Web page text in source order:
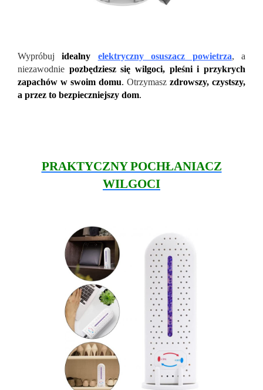
Wypróbujidealny elektryczny osuszacz powietrza, a
niezawodnie pozbędziesz się wilgoci, pleśni i przykrych
zapachów w swoim domu. Otrzymasz zdrowszy, czystszy,
a przez to bezpieczniejszy dom.
PRAKTYCZNY POCHŁANIACZ
WILGOCI